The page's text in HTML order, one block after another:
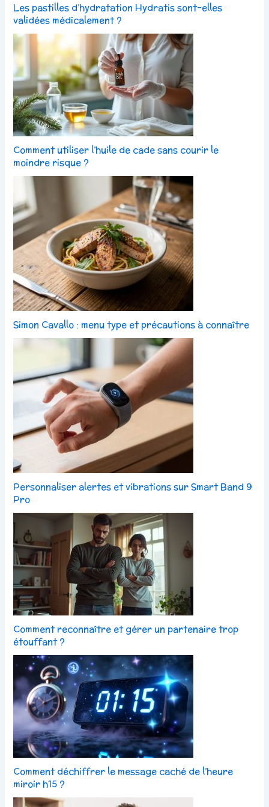
Les pastilles d’hydratation Hydratis sont-elles
validées médicalement ?
Comment utiliser l’huile de cade sans courir le
moindre risque ?
Simon Cavallo : menu type et précautions à connaître
Personnaliser alertes et vibrations sur Smart Band 9
Pro
Comment reconnaître et gérer un partenaire trop
étouffant ?
Comment déchiffrer le message caché de l’heure
miroir h15 ?